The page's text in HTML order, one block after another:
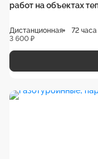
работ на объектах
Дистанционная
72 часа
3 600 ₽